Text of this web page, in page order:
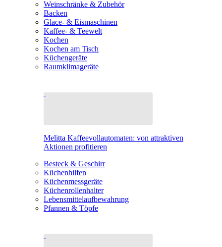
Weinschränke & Zubehör
Backen
Glace- & Eismaschinen
Kaffee- & Teewelt
Kochen
Kochen am Tisch
Küchengeräte
Raumklimageräte
Melitta Kaffeevollautomaten: von attraktiven
Aktionen profitieren
Besteck & Geschirr
Küchenhilfen
Küchenmessgeräte
Küchenrollenhalter
Lebensmittelaufbewahrung
Pfannen & Töpfe